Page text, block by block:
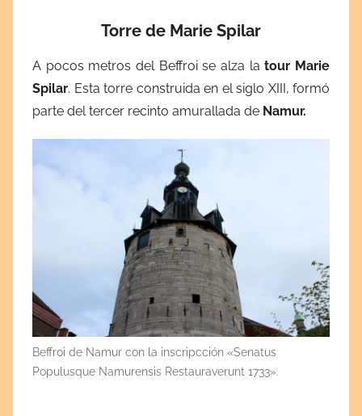
Torre de Marie Spilar
A pocos metros del Beffroi se alza latour Marie
Spilar. Esta torre construida en el siglo XIII, formó
parte del tercer recinto amurallada de Namur.
Beffroi de Namur con la inscripcción «Senatus
Populusque Namurensis Restauraverunt 1733».